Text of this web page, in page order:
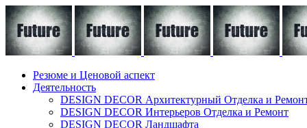
Резюме и Ценовой аспект
Деятельность
DESIGN DECOR Архитектурный Отделка и
DESIGN DECOR Интерьеров Отделка и Ремонт
DESIGN DECOR Ландшафта